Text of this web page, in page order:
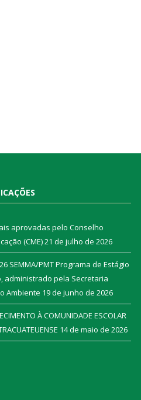
aprovadas pelo Conselho
(CME)21 de julho de 2026
SEMMA/PMT Programa de Estágio
administrado pela Secretaria
Ambiente 19 de junho de 2026
À COMUNIDADE ESCOLAR
14 de maio de 2026